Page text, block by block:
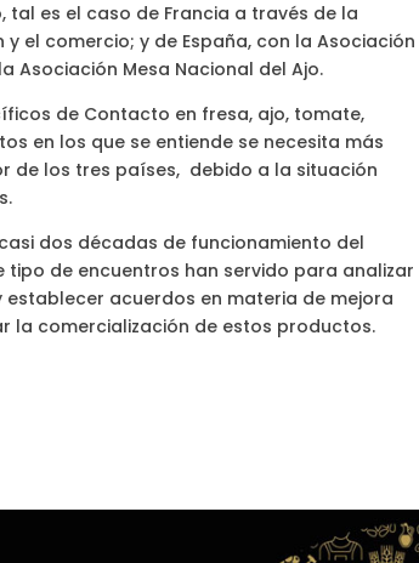
es el caso de Francia a través de la
el comercio; y de España, con la Asociación
Asociación Mesa Nacional del Ajo.
de Contacto en fresa, ajo, tomate,
en los que se entiende se necesita más
de los tres países, debido a la situación
dos décadas de funcionamiento del
tipo de encuentros han servido para analizar
acuerdos en materia de mejora
la comercialización de estos productos.